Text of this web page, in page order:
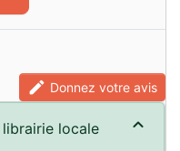
edit Donnez votre avis
locale